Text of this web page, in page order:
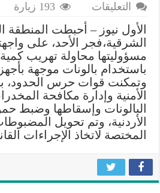
التعليقات
الجيش
يحبط
محاولة
تهريب
مواد
مخدرة
بواسطة
بالونات
مغلقة
193 زيارة
الأول نيوز – أحبطت المنطقة
الشرقية،فجر الأحد، على
مسؤوليتها محاولة تهريب
باستخدام بالونات موجهة
وتمكنت قوات حرس الحدود،
الأمنية وإدارة مكافحة
البالونات وإسقاطها وضبط
الأردنية، وتم تحويل
المختصة لاتخاذ الإجراءات